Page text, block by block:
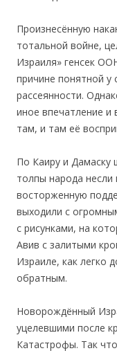
Произнесённую
тотальной войне,
Израиля» генсек
причине понятной у
рассеянности.
иное впечатление и
там, и там её
По Каиру и Дамаску
толпы народа
восторженную
выходили с
с рисунками, на
Авив с залитыми
Израиле, как легко
обратным.
Новорождённый
уцелевшими после
Катастрофы. Так